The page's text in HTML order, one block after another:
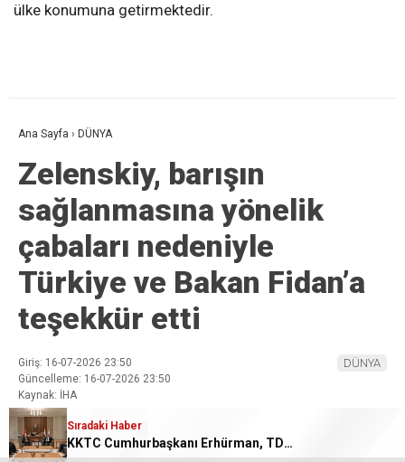
Sıradaki Haber
KKTC Cumhurbaşkanı Erhürman, TDT Aksakallar Konseyi Başkanı Binali Yıldırım ile görüştü
ülke konumuna getirmektedir.
Ana Sayfa › DÜNYA
Zelenskiy, barışın
sağlanmasına yönelik
çabaları nedeniyle
Türkiye ve Bakan Fidan’a
teşekkür etti
Giriş: 16-07-2026 23:50
Güncelleme: 16-07-2026 23:50
Kaynak: İHA
DÜNYA